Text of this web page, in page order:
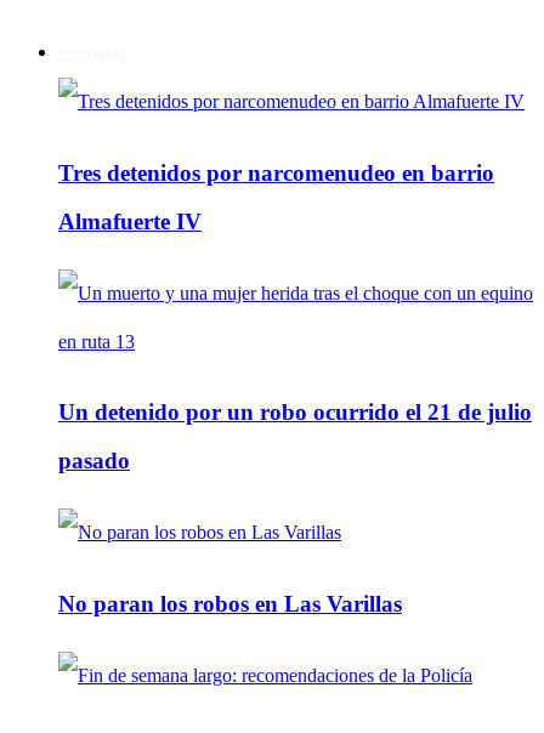
Tres detenidos por narcomenudeo en barrio
Almafuerte IV
Un detenido por un robo ocurrido el 21 de julio
pasado
No paran los robos en Las Varillas